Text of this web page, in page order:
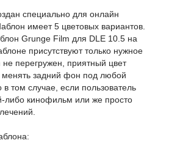
специально для онлайн
имеет 5 цветовых вариантов.
Grunge Film для DLE 10.5 на
присутствуют только нужное
перегружен, приятный цвет
задний фон под любой
том случае, если пользователь
либо кинофильм или же просто